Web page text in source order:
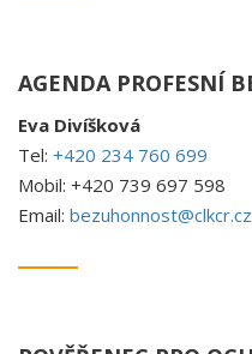
AGENDA PROFESNÍ
Eva Divíšková
Tel: +420 234 760 699
Mobil: +420 739 697 598
Email: bezuhonnost@clkcr.cz